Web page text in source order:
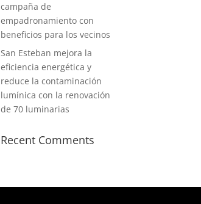
campaña de
empadronamiento con
beneficios para los vecinos
San Esteban mejora la
eficiencia energética y
reduce la contaminación
lumínica con la renovación
de 70 luminarias
Recent Comments